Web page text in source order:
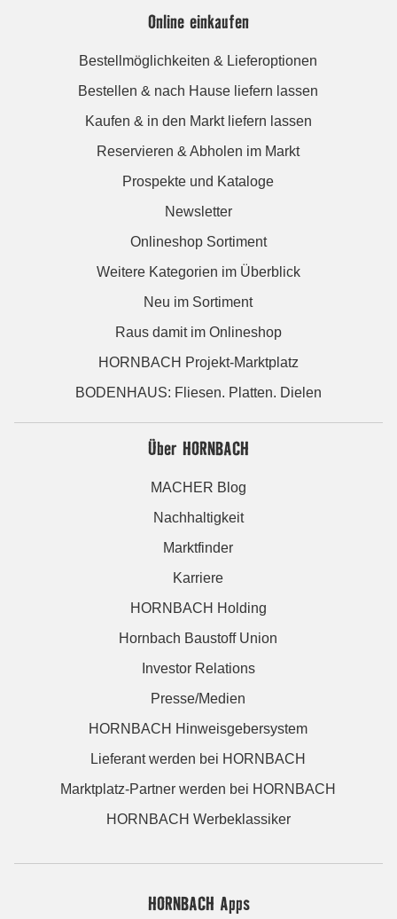
Online einkaufen
Bestellmöglichkeiten & Lieferoptionen
Bestellen & nach Hause liefern lassen
Kaufen & in den Markt liefern lassen
Reservieren & Abholen im Markt
Prospekte und Kataloge
Newsletter
Onlineshop Sortiment
Weitere Kategorien im Überblick
Neu im Sortiment
Raus damit im Onlineshop
HORNBACH Projekt-Marktplatz
BODENHAUS: Fliesen. Platten. Dielen
Über HORNBACH
MACHER Blog
Nachhaltigkeit
Marktfinder
Karriere
HORNBACH Holding
Hornbach Baustoff Union
Investor Relations
Presse/Medien
HORNBACH Hinweisgebersystem
Lieferant werden bei HORNBACH
Marktplatz-Partner werden bei HORNBACH
HORNBACH Werbeklassiker
HORNBACH Apps